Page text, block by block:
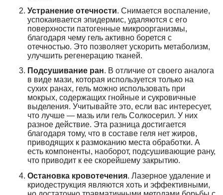
Устранение отечности. Снимается воспаление,
успокаивается эпидермис, удаляются с его
поверхности патогенные микроорганизмы,
благодаря чему гель активно борется с
отечностью. Это позволяет ускорить метаболизм,
улучшить регенерацию тканей.
Подсушивание ран. В отличие от своего аналога
в виде мази, которая используется только на
сухих ранах, гель можно использовать при
мокрых, содержащих гнойные и сукровичные
выделения. Учитывайте это, если вас интересует,
что лучше — мазь или гель Солкосерил. У них
разное действие. Эта разница достигается
благодаря тому, что в составе геля нет жиров,
приводящих к размоканию места обработки. А
есть компоненты, наоборот, подсушивающие рану,
что приводит к ее скорейшему закрытию.
Остановка кровотечения. Лазерное удаление и
криодеструкция являются хоть и эффективными,